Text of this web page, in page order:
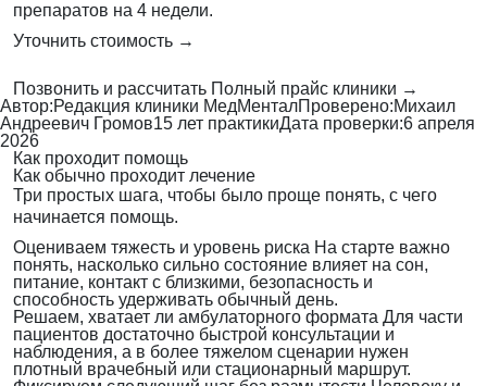
препаратов на 4 недели.
Уточнить стоимость →
Позвонить и рассчитать Полный прайс клиники →
Автор:Редакция клиники МедМенталПроверено:Михаил
Андреевич Громов15 лет практикиДата проверки:6 апреля
2026
Как проходит помощь
Как обычно проходит лечение
Три простых шага, чтобы было проще понять, с чего
начинается помощь.
Оцениваем тяжесть и уровень риска На старте важно
понять, насколько сильно состояние влияет на сон,
питание, контакт с близкими, безопасность и
способность удерживать обычный день.
Решаем, хватает ли амбулаторного формата Для части
пациентов достаточно быстрой консультации и
наблюдения, а в более тяжелом сценарии нужен
плотный врачебный или стационарный маршрут.